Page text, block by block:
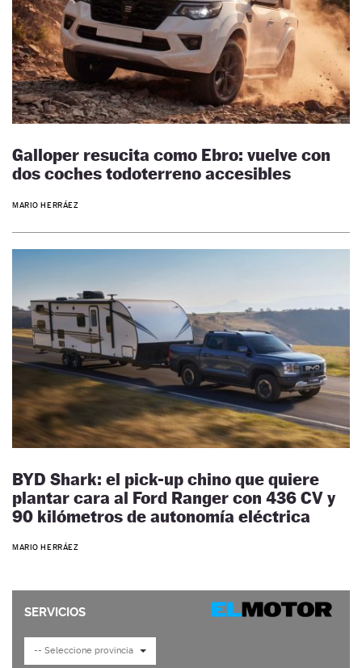
Galloper resucita como Ebro: vuelve con
dos coches todoterreno accesibles
MARIO HERRÁEZ
BYD Shark: el pick-up chino que quiere
plantar cara al Ford Ranger con 436 CV y
90 kilómetros de autonomía eléctrica
MARIO HERRÁEZ